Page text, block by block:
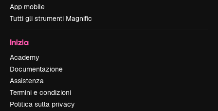
App mobile
Tutti gli strumenti Magnific
Inizia
Academy
Documentazione
Assistenza
Termini e condizioni
Politica sulla privacy